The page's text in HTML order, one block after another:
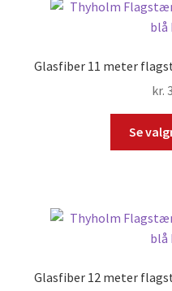
Glasfiber 11 meter
kr.
Se
Glasfiber 12 meter